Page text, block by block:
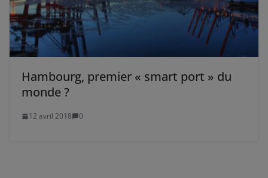
Hambourg, premier « smart port » du
monde ?
12 avril 2018 0